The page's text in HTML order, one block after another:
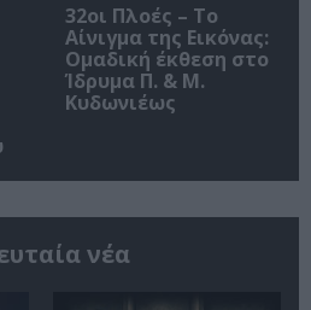
32οι Πλοές – Το
Αίνιγμα της Εικόνας:
Ομαδική έκθεση στο
Ίδρυμα Π. & Μ.
Κυδωνιέως
νέα